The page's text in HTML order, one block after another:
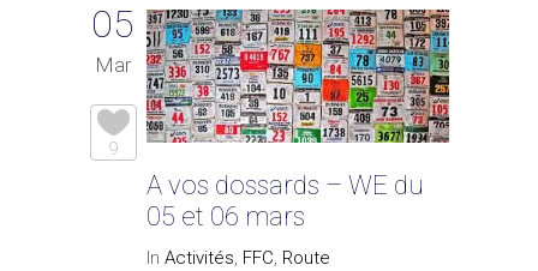
05
Mar
9
A vos dossards – WE du
05 et 06 mars
In Activités, FFC, Route